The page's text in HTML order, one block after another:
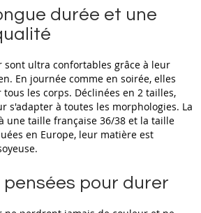
durée et une
sont ultra confortables grâce à leur
En journée comme en soirée, elles
les corps. Déclinées en 2 tailles,
s'adapter à toutes les morphologies. La
une taille française 36/38 et la taille
en Europe, leur matière est
pensées pour durer